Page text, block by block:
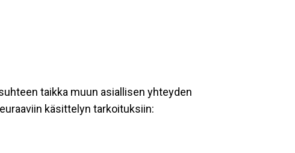
taikka muun asiallisen yhteyden
käsittelyn tarkoituksiin: